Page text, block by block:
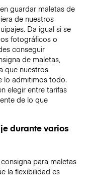
guardar maletas de
de nuestros
Da igual si se
fotográficos o
conseguir
de maletas,
que nuestros
lo admitimos todo.
elegir entre tarifas
de lo que
durante varios
para maletas
la flexibilidad es